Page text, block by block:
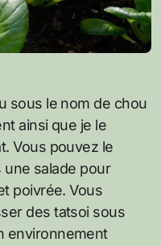
sous le nom de chou
ainsi que je le
Vous pouvez le
une salade pour
poivrée. Vous
des tatsoi sous
environnement